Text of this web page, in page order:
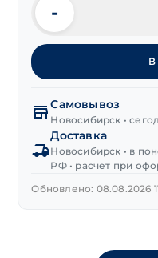
Количество
товара
Струбцина
F-
1000х120 мм
с
пласт.
ручкой
"MATRIX"
-
В
Самовывоз
Новосибирск •
Доставка
Новосибирск • в
РФ • расчет при
Обновлено: 08.08.2026